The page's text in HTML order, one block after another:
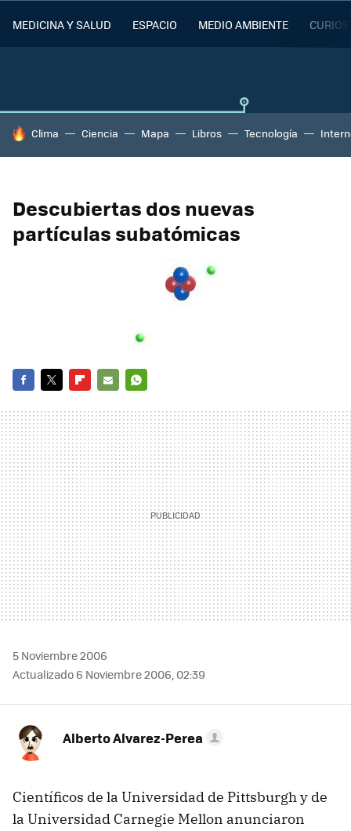
MEDICINA Y SALUD ESPACIO MEDIO AMBIENTE
HOY SE HABLA DE
Clima Ciencia Mapa Libros Tecnología
Descubiertas dos nuevas
partículas subatómicas
MAIL
5 Noviembre 2006
Actualizado 6 Noviembre 2006, 02:39
Alberto Alvarez-Perea
Científicos de la Universidad de Pittsburgh y de
la Universidad Carnegie Mellon anunciaron